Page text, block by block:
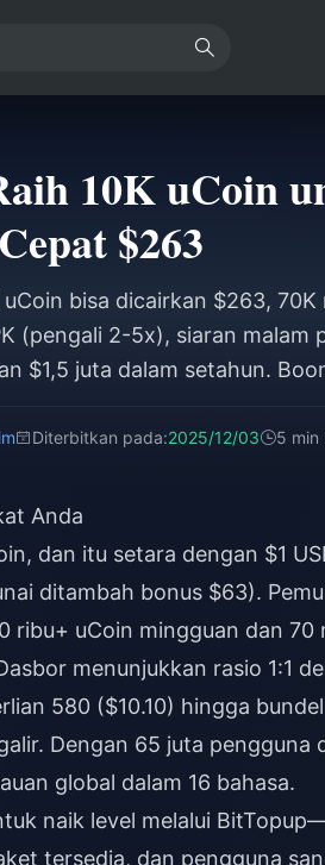
10K uCoin
Cepat $263
bisa dicairkan $263,
(pengali 2-5x), siaran malam
$1,5 juta dalam setahun.
Diterbitkan pada:2025/12/03 5 min
Anda
dan itu setara dengan $1
ditambah bonus $63).
ribu+ uCoin mingguan dan 70
menunjukkan rasio 1:1
580 ($10.10) hingga bundel
Dengan 65 juta pengguna
global dalam 16 bahasa.
naik level melalui
tersedia, dan pengguna